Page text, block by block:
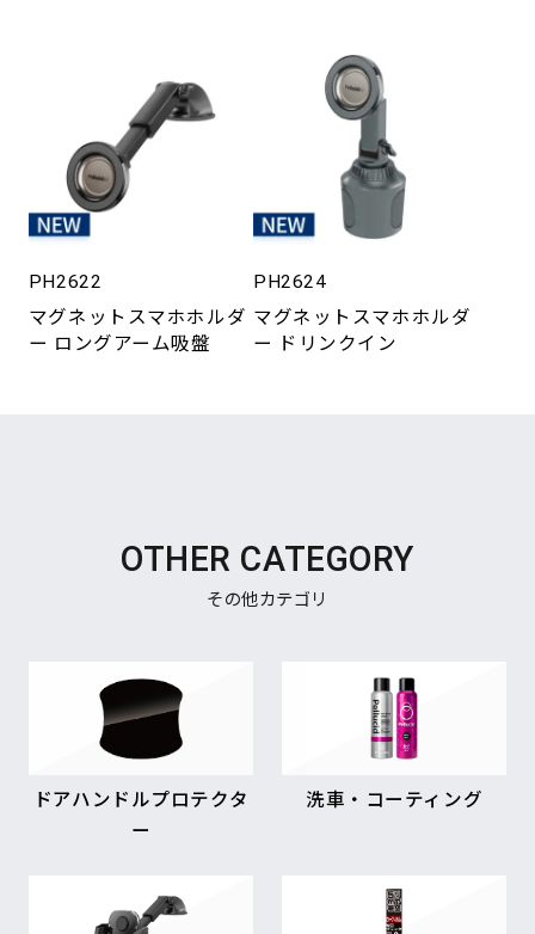
PH2622
マグネットスマホホルダ
ー ロングアーム吸盤
PH2624
マグネットスマホホルダ
ー ドリンクイン
OTHER CATEGORY
その他カテゴリ
ドアハンドルプロテクタ
ー
洗車・コーティング